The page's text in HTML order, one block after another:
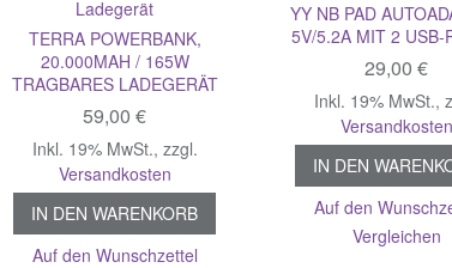
TERRA POWERBANK,
20.000MAH / 165W
TRAGBARES LADEGERÄT
59,00 €
Inkl. 19% MwSt., zzgl.
Versandkosten
IN DEN WARENKORB
Auf den Wunschzettel
YY NB PAD
5V/5.2A MIT 2 USB-
29,00 €
Inkl. 19% MwSt.,
Versandkosten
IN DEN
Auf den
Vergleichen